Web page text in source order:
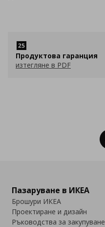
Продуктова гаранция
изтегляне в PDF
Пазаруване в ИКЕА
Брошури ИКЕА
Проектиране и дизайн
Ръководства за закупуване